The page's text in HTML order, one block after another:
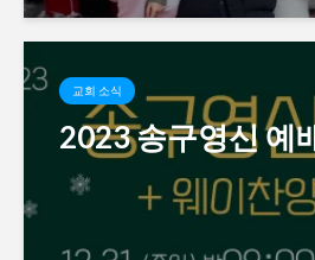
교회 소식
2023 송구영신 예